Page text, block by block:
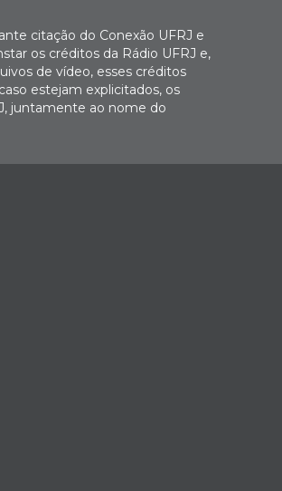
citação do Conexão UFRJ e
os créditos da Rádio UFRJ e,
de vídeo, esses créditos
estejam explicitados, os
juntamente ao nome do